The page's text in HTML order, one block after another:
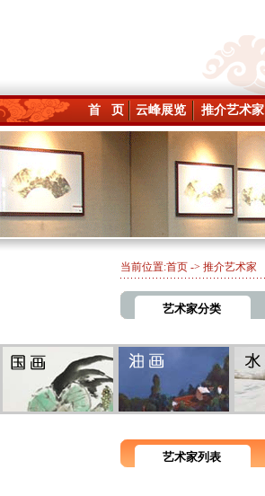
首 页 云峰展览 推介艺术家
当前位置:首页 -> 推介艺术家
艺术家分类
艺术家列表